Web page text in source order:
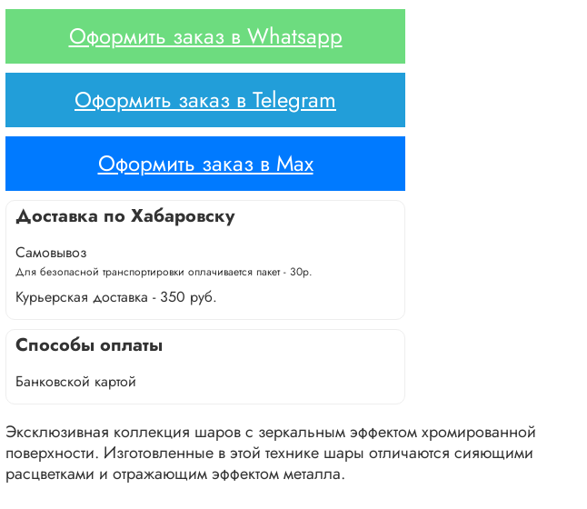
Оформить заказ в Whatsapp
Оформить заказ в Telegram
Оформить заказ в Max
Доставка по Хабаровску
Самовывоз
Для безопасной транспортировки оплачивается пакет - 30р.
Курьерская доставка - 350 руб.
Способы оплаты
Банковской картой
Эксклюзивная коллекция шаров с зеркальным эффектом хромированной
поверхности. Изготовленные в этой технике шары отличаются сияющими
расцветками и отражающим эффектом металла.